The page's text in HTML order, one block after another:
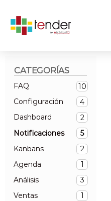
CATEGORÍAS
FAQ
10
Configuración
4
Dashboard
2
Notificaciones
5
Kanbans
2
Agenda
1
Análisis
3
Ventas
1